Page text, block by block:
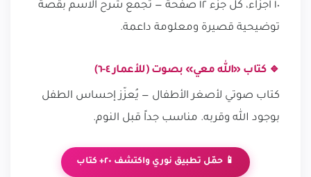
١٠ أجزاء، كل جزء ١٢ صفحة — تجمع شرح الاسم بقصة
توضيحية قصيرة ومعلومة داعمة.
🔹 كتاب «الله معي» بصوت (للأعمار ٤-٦)
كتاب صوتي لأصغر الأطفال — يُعزّز إحساس الطفل
بوجود الله وقربه. مناسب جداً قبل النوم.
📱 حمّل تطبيق نوري واكتشف ٢٠+ كتاب